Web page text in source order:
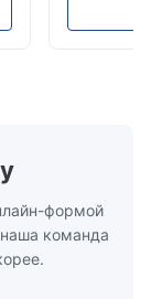
продукции
формой
команда